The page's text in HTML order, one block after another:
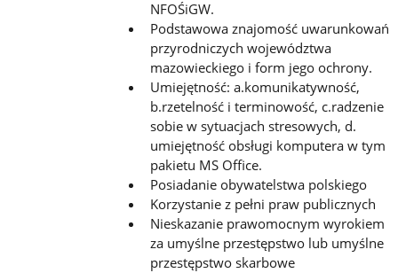
NFOŚiGW.
Podstawowa znajomość uwarunkowań
przyrodniczych województwa
mazowieckiego i form jego ochrony.
Umiejętność: a.komunikatywność,
b.rzetelność i terminowość, c.radzenie
sobie w sytuacjach stresowych, d.
umiejętność obsługi komputera w tym
pakietu MS Office.
Posiadanie obywatelstwa polskiego
Korzystanie z pełni praw publicznych
Nieskazanie prawomocnym wyrokiem
za umyślne przestępstwo lub umyślne
przestępstwo skarbowe